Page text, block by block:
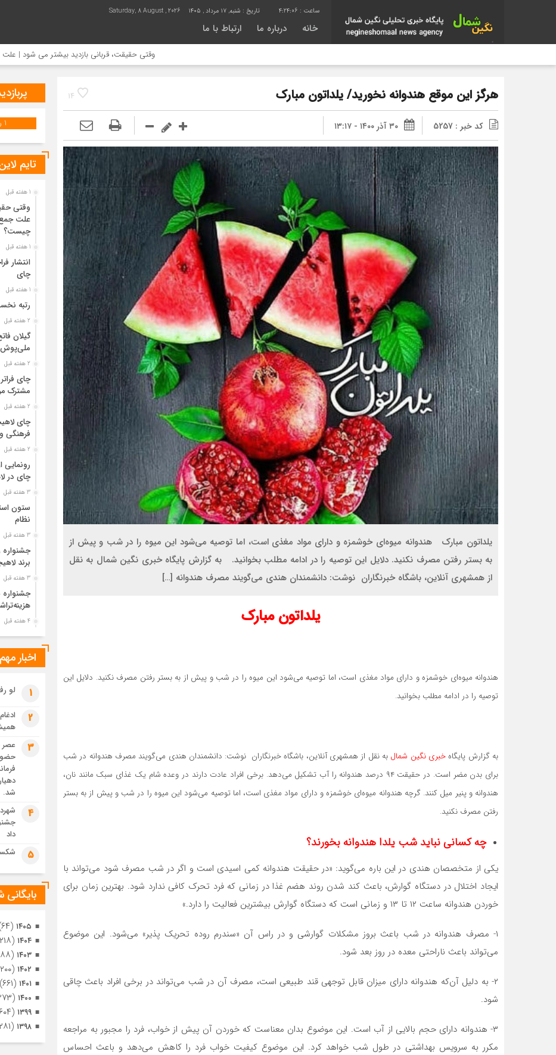
4:24:07 تاریخ : شنبه, ۱۷ مرداد , ۱۴۰۵ Saturday, 8 August , 2026
خانه درباره ما ارتباط با ما
وقتی حقیقت، قربانی بازدید بیشتر می شود | علت جمع آوری
14 هرگز این موقع هندوانه نخورید/ یلداتون مبارک
کد خبر : 5257 ۳۰ آذر ۱۴۰۰ - ۱۳:۱۷
یلداتون مبارک هندوانه میوه‌ای خوشمزه و دارای مواد مغذی است، اما توصیه می‌شود این میوه را در شب و پیش از
به بستر رفتن مصرف نکنید. دلایل این توصیه را در ادامه مطلب بخوانید. به گزارش پایگاه خبری نگین شمال به نقل
از همشهری آنلاین، باشگاه خبرنگاران نوشت: دانشمندان هندی می‌گویند مصرف هندوانه […]
یلداتون مبارک
هندوانه میوه‌ای خوشمزه و دارای مواد مغذی است، اما توصیه می‌شود این میوه را در شب و پیش از به بستر رفتن مصرف نکنید. دلایل این
توصیه را در ادامه مطلب بخوانید.
به گزارش پایگاهخبری نگین شمال به نقل از همشهری آنلاین، باشگاه خبرنگاران نوشت: دانشمندان هندی می‌گویند مصرف هندوانه در شب
برای بدن مضر است. در حقیقت ۹۴ درصد هندوانه را آب تشکیل می‌دهد. برخی افراد عادت دارند در وعده شام یک غذای سبک مانند نان،
هندوانه و پنیر میل کنند. گرچه هندوانه میوه‌ای خوشمزه و دارای مواد مغذی است، اما توصیه می‌شود این میوه را در شب و پیش از به بستر
رفتن مصرف نکنید.
چه کسانی نباید شب یلدا هندوانه بخورند؟
یکی از متخصصان هندی در این باره می‌گوید: «در حقیقت هندوانه کمی اسیدی است و اگر در شب مصرف شود می‌تواند با
ایجاد اختلال در دستگاه گوارش، باعث کند شدن روند هضم غذا در زمانی که فرد تحرک کافی ندارد شود. بهترین زمان برای
خوردن هندوانه ساعت ۱۲ تا ۱۳ و زمانی است که دستگاه گوارش بیشترین فعالیت را دارد.»
۱- مصرف هندوانه در شب باعث بروز مشکلات گوارشی و در راس آن «سندرم روده تحریک پذیر» می‌شود. این موضوع
می‌تواند باعث ناراحتی معده در روز بعد شود.
۲- به دلیل آن‌که هندوانه دارای میزان قابل توجهی قند طبیعی است، مصرف آن در شب می‌تواند در برخی افراد باعث چاقی
شود.
۳- هندوانه دارای حجم بالایی از آب است. این موضوع بدان معناست که خوردن آن پیش از خواب، فرد را مجبور به مراجعه
مکرر به سرویس بهداشتی در طول شب خواهد کرد. این موضوع کیفیت خواب فرد را کاهش می‌دهد و باعث احساس
1 روز
تایم
1 هفته قبل
وقتی
علت جمع
چیست؟
1 هفته قبل
انتشار
چای
1 هفته قبل
رتبه
2 هفته قبل
گیلان
ملی‌پوش
2 هفته قبل
چای
مشترک
2 هفته قبل
چای
فرهنگی
2 هفته قبل
رونمایی
چای در
3 هفته قبل
ستون
نظام
3 هفته قبل
برند
3 هفته قبل
جشنواره
4 هفته قبل
پیکر
رضوی
آخر در
تصاویر
شهید
4 هفته قبل
مراسم
مشهد
اخبار مهم
1 لو
2
3
عصر
شد.
4
داد
5
۱۴۰۵ (۶۴)
۱۴۰۴ (۲۱۸)
۱۴۰۳ (۲۸۸)
۱۴۰۲ (۱۲۰۰)
۱۴۰۱ (۶۶۱)
۱۴۰۰ (۲۷۳)
۱۳۹۹ (۶۰۴)
۱۳۹۸ (۲۸۱)